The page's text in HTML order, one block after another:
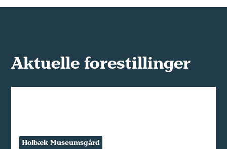
Aktuelle forestillinger
Holbæk Museumsgård